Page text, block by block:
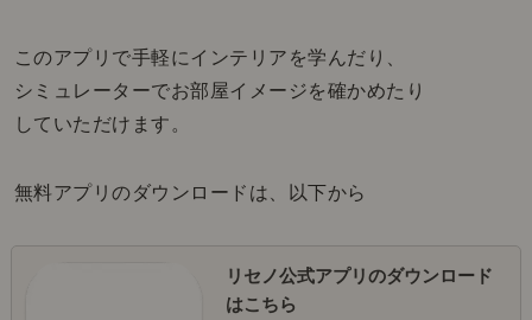
このアプリで手軽にインテリアを学んだり、
シミュレーターでお部屋イメージを確かめたり
していただけます。
無料アプリのダウンロードは、以下から
リセノ公式アプリのダウンロード
はこちら